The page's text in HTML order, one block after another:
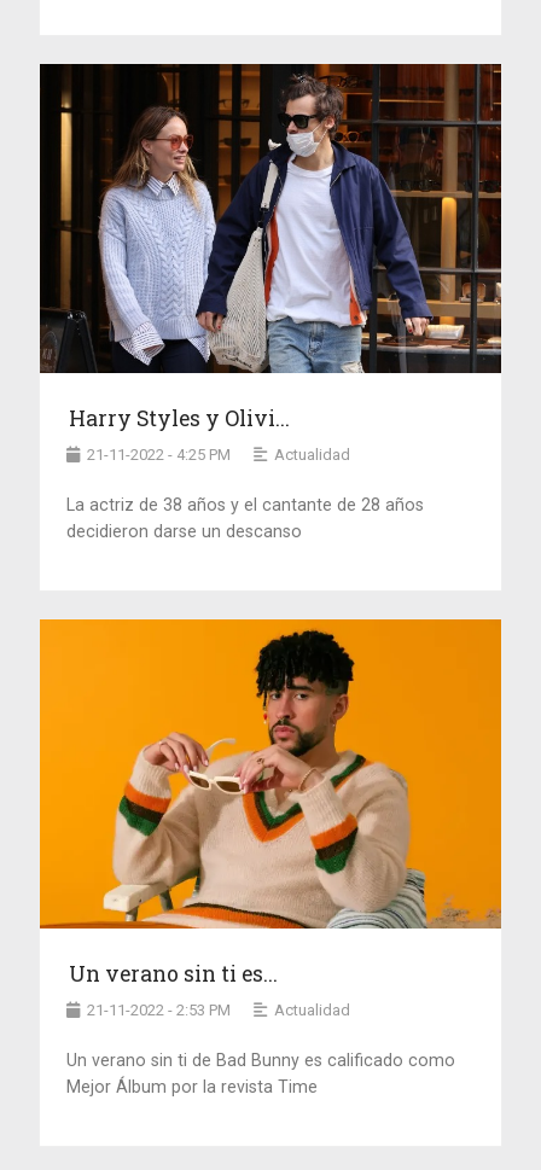
Harry Styles y Olivi...
21-11-2022 - 4:25 PM Actualidad
La actriz de 38 años y el cantante de 28 años
decidieron darse un descanso
Un verano sin ti es...
21-11-2022 - 2:53 PM Actualidad
Un verano sin ti de Bad Bunny es calificado como
Mejor Álbum por la revista Time